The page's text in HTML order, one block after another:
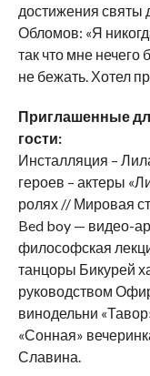
достижения святы
Обломов: «Я
так что мне нечего
не бежать. Хотел
Приглашенные
гости:
Инсталляция –
героев – актеры
ролях // Мировая
Bed boy — видео-
философская
танцоры Бикурей
руководством
винодельни
«Сонная»
Славина.